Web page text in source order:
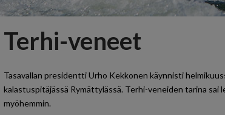
Terhi-veneet
Tasavallan presidentti Urho Kekkonen käynnisti
kalastuspitäjässä Rymättylässä. Terhi-veneiden tarina
myöhemmin.